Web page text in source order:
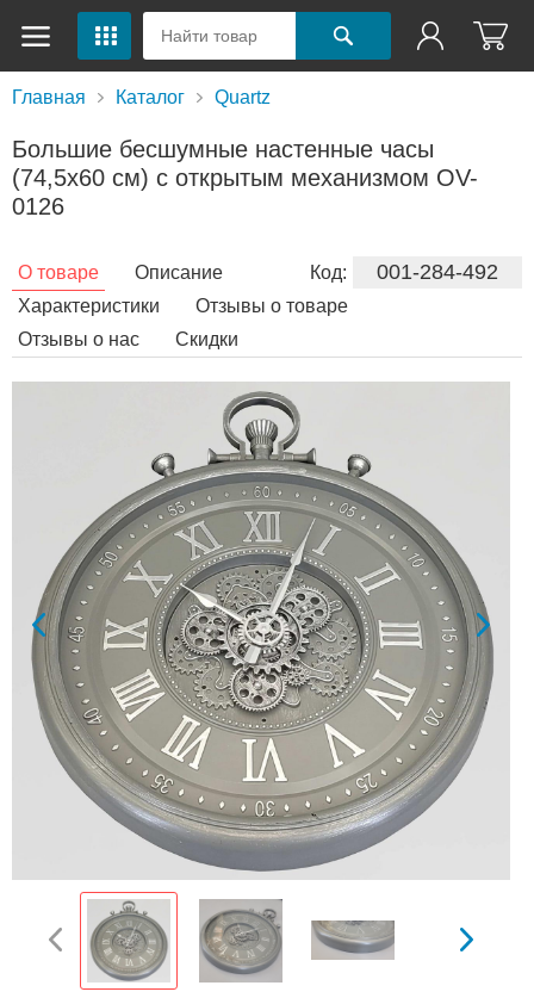
Главная Каталог Quartz
Большие бесшумные настенные часы
(74,5х60 см) с открытым механизмом OV-
0126
Код: 001-284-492
О товаре
Описание
Характеристики
Отзывы о товаре
Отзывы о нас
Скидки